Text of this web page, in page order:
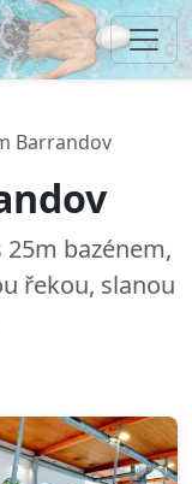
Barrandov
bazénem,
řekou, slanou